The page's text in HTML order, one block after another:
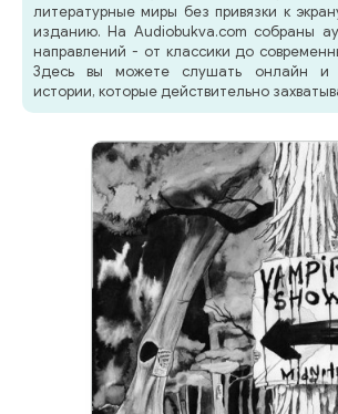
литературные миры без привязки к
изданию. На Audiobukva.com собраны
направлений - от классики до
Здесь вы можете слушать онлайн и
истории, которые действительно